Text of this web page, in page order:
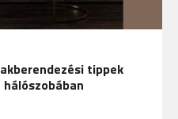
tippek